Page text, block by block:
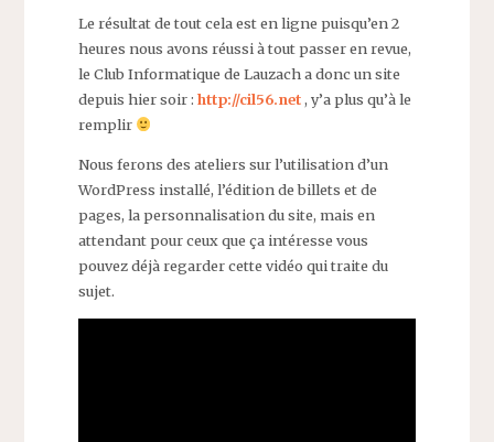
Le résultat de tout cela est en ligne puisqu’en 2
heures nous avons réussi à tout passer en revue,
le Club Informatique de Lauzach a donc un site
depuis hier soir : http://cil56.net, y’a plus qu’à le
remplir
Nous ferons des ateliers sur l’utilisation d’un
WordPress installé, l’édition de billets et de
pages, la personnalisation du site, mais en
attendant pour ceux que ça intéresse vous
pouvez déjà regarder cette vidéo qui traite du
sujet.